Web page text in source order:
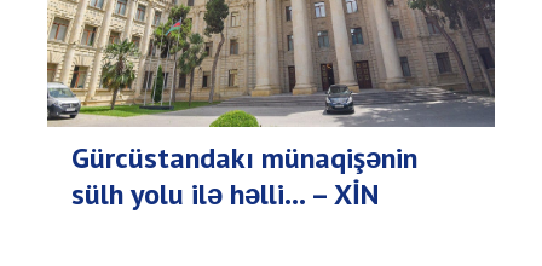
Gürcüstandakı münaqişənin
sülh yolu ilə həlli... – XİN